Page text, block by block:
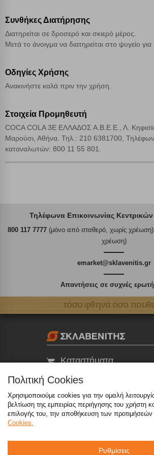
Συνθήκες Διατήρησης
Διατηρείται σε δροσερό και σκιερό μέρος.
Μετά το άνοιγμα να διατηρείται στο ψυγείο για
Οδηγίες Χρήσης
Ανακινήστε καλά πριν την χρήση.
Στοιχεία Προμηθευτή
COCA COLA 3E ΕΛΛΑΔΟΣ Α.Β.Ε.Ε., Λ.
Μαρούσι, Αθήνα. Τηλ.: 210 6381700,
καταναλωτών: 800 11 55 801.
Τηλέφωνα Επικοινωνίας
800 117 7777(μόνο από σταθερό, χωρίς χρέωση),
χρέωση)
emarket@sklavenitis.gr
Απαντήσεις σε συχνές
τόσο φθηνά όσο
Καταστήματα
eMarket
800 117 7777 (μόνο από σταθερό,
info@sklavenitis.gr
Πολιτική Cookies
Χρησιμοποιούμε cookies για την ομαλή
βελτίωση της εμπειρίας περιήγησης του χρήστη
επιλογής του, την αποθήκευση των προτιμήσεών
Cookies.
Ρυθμίσεις